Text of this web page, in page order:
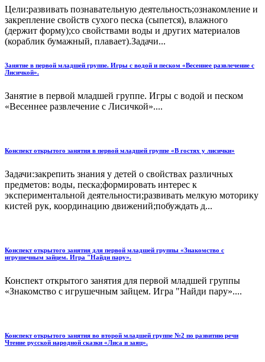
Цели:развивать познавательную деятельность;ознакомление и
закрепление свойств сухого песка (сыпется), влажного
(держит форму);со свойствами воды и других материалов
(кораблик бумажный, плавает).Задачи...
Занятие в первой младшей группе. Игры с водой и песком «Весеннее развлечение с
Лисичкой».
Занятие в первой младшей группе. Игры с водой и песком
«Весеннее развлечение с Лисичкой»....
Конспект открытого занятия в первой младшей группе «В гостях у лисички»
Задачи:закрепить знания у детей о свойствах различных
предметов: воды, песка;формировать интерес к
экспериментальной деятельности;развивать мелкую моторику
кистей рук, координацию движений;побуждать д...
Конспект открытого занятия для первой младшей группы «Знакомство с
игрушечным зайцем. Игра "Найди пару».
Конспект открытого занятия для первой младшей группы
«Знакомство с игрушечным зайцем. Игра "Найди пару»....
Конспект открытого занятия во второй младшей группе №2 по развитию речи
Чтение русской народной сказки «Лиса и заяц».